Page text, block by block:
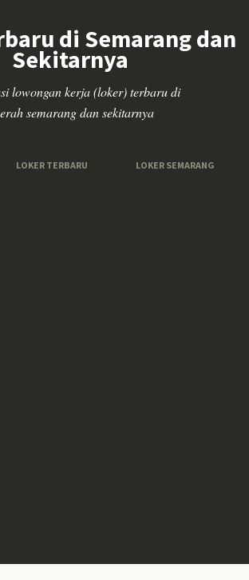
di Semarang dan
Sekitarnya
lowongan kerja (loker) terbaru di
semarang dan sekitarnya
LOKER TERBARU LOKER SEMARANG